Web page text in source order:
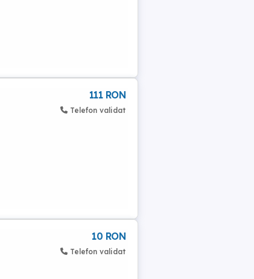
111 RON
Telefon validat
10 RON
Telefon validat